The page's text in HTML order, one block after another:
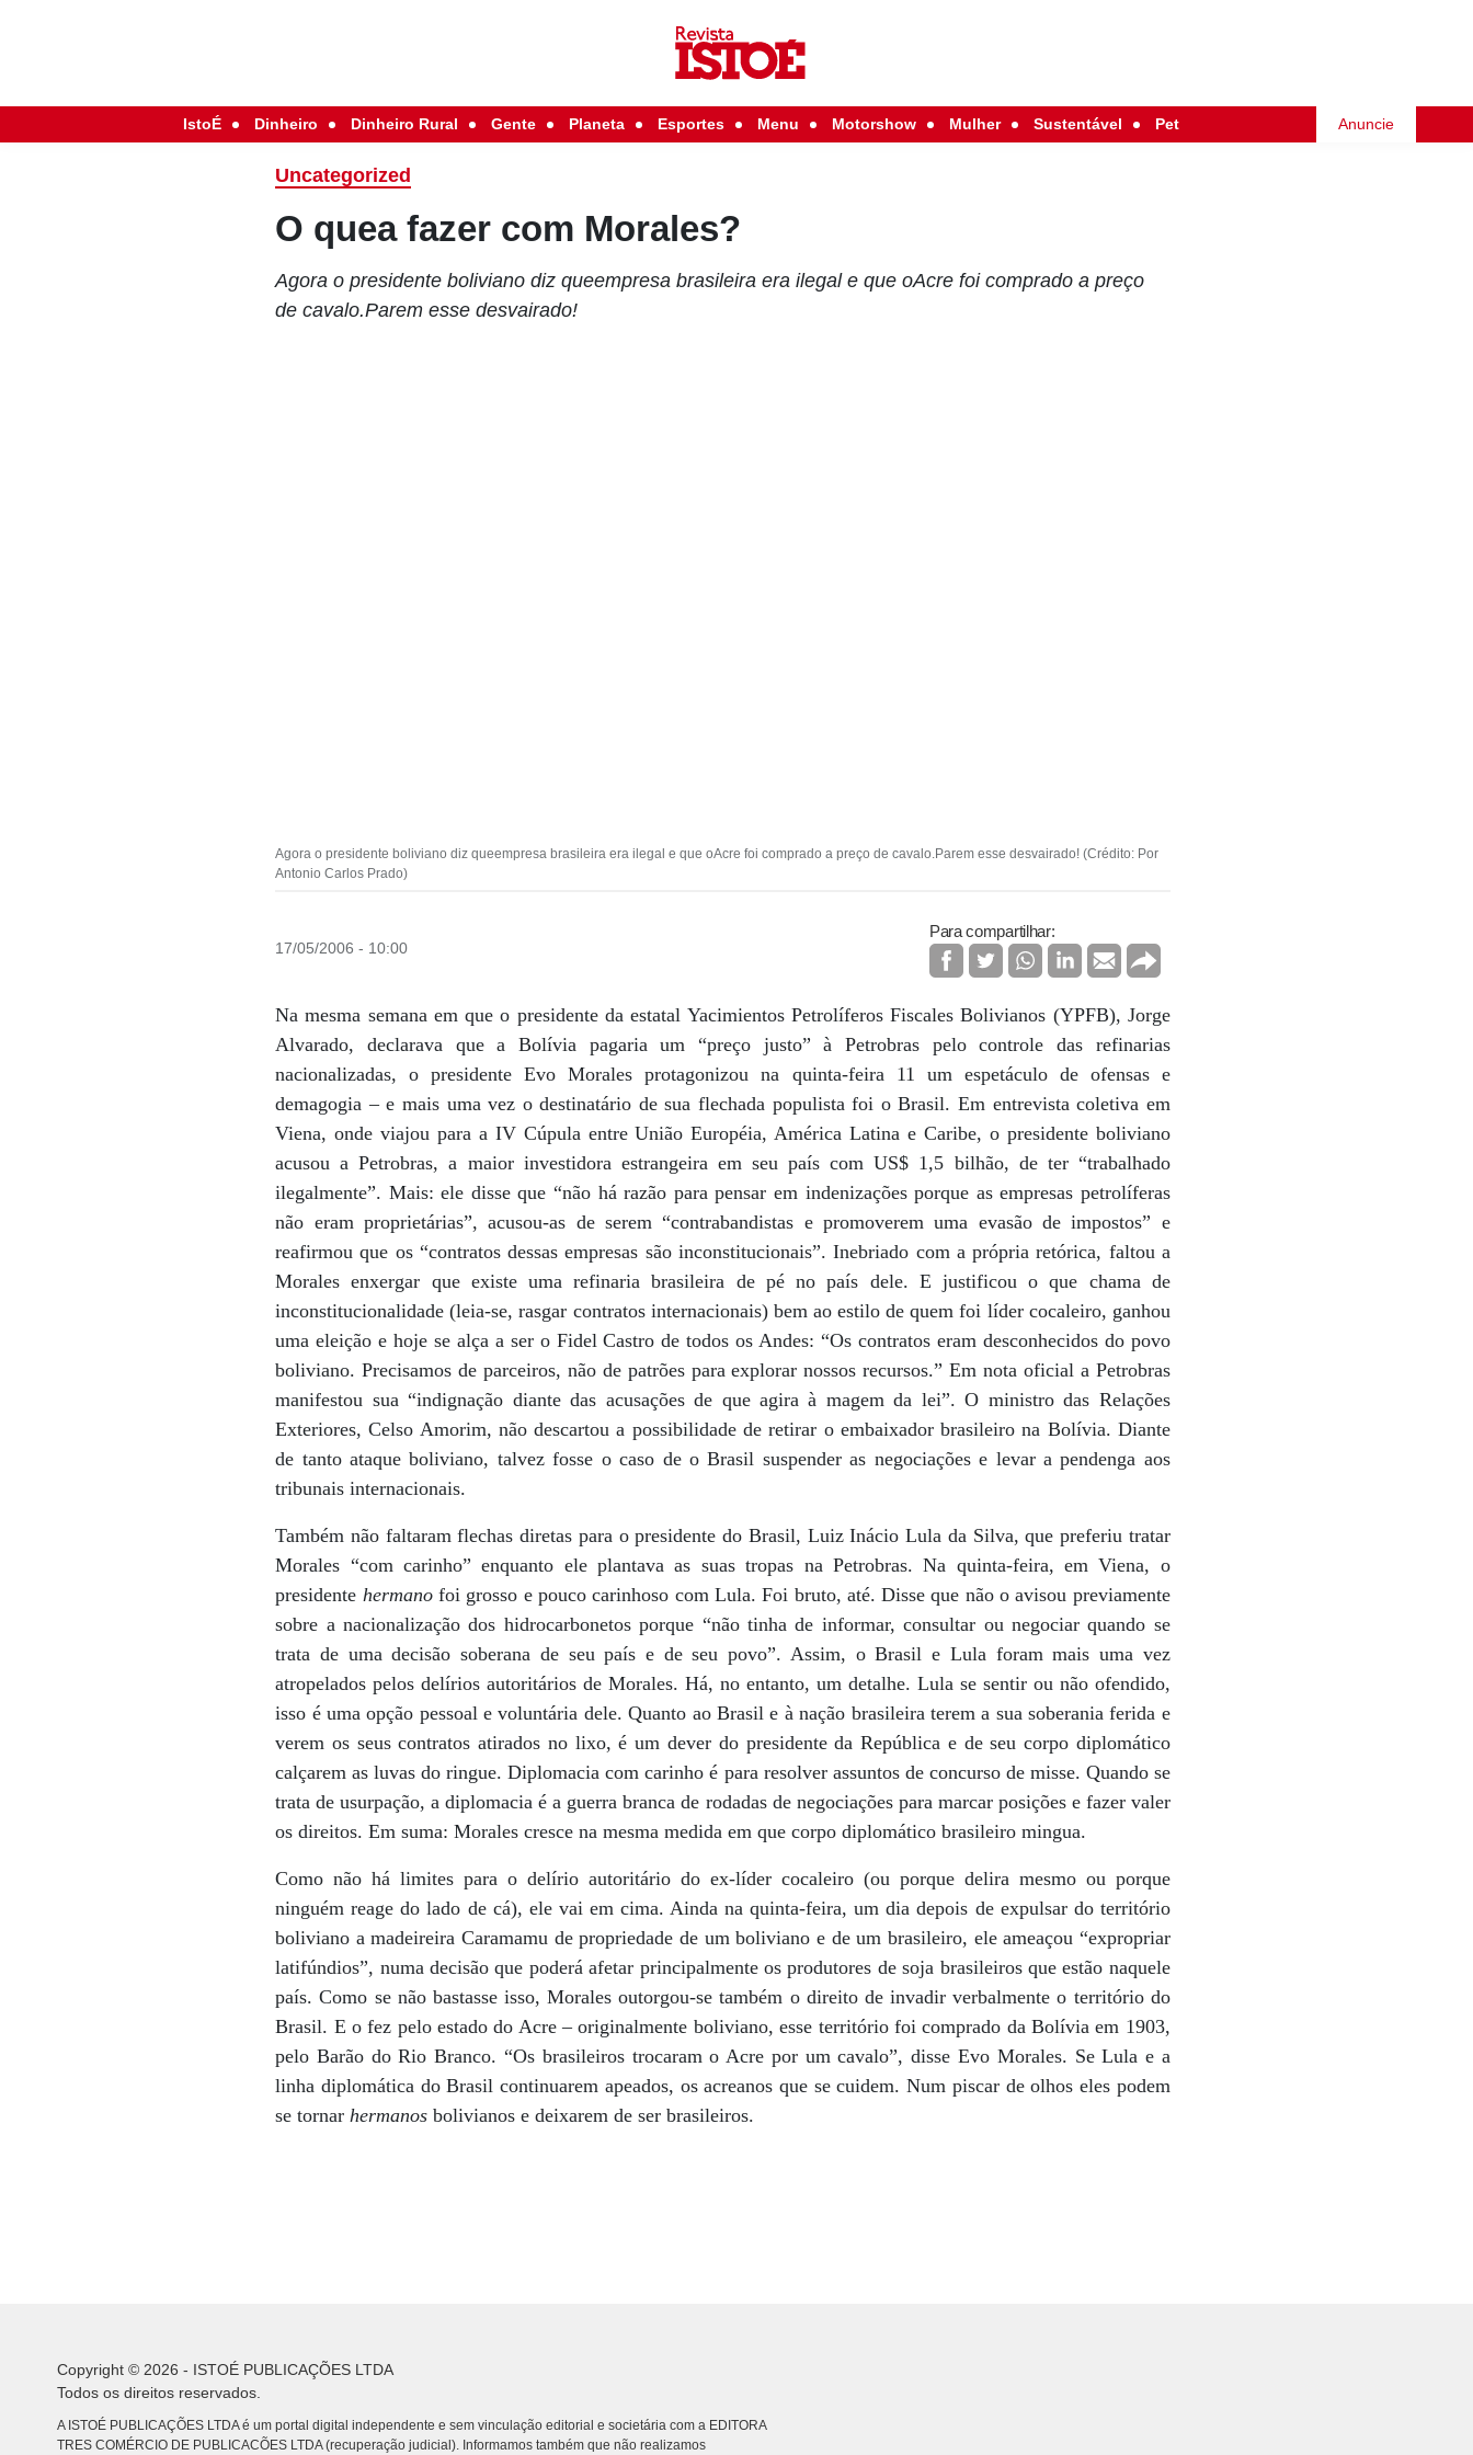
IstoÉ Dinheiro Dinheiro Rural Gente Planeta Esportes Menu Motorshow Mulher Sustentável Pet Anuncie
Uncategorized
O quea fazer com Morales?
Agora o presidente boliviano diz queempresa brasileira era ilegal e que oAcre foi comprado a preço
de cavalo.Parem esse desvairado!
Agora o presidente boliviano diz queempresa brasileira era ilegal e que oAcre foi comprado a preço de cavalo.Parem esse desvairado! (Crédito: Por
Antonio Carlos Prado)
17/05/2006 - 10:00
Para compartilhar:
Na mesma semana em que o presidente da estatal Yacimientos Petrolíferos Fiscales Bolivianos (YPFB), Jorge
Alvarado, declarava que a Bolívia pagaria um “preço justo” à Petrobras pelo controle das refinarias
nacionalizadas, o presidente Evo Morales protagonizou na quinta-feira 11 um espetáculo de ofensas e
demagogia – e mais uma vez o destinatário de sua flechada populista foi o Brasil. Em entrevista coletiva em
Viena, onde viajou para a IV Cúpula entre União Européia, América Latina e Caribe, o presidente boliviano
acusou a Petrobras, a maior investidora estrangeira em seu país com US$ 1,5 bilhão, de ter “trabalhado
ilegalmente”. Mais: ele disse que “não há razão para pensar em indenizações porque as empresas petrolíferas
não eram proprietárias”, acusou-as de serem “contrabandistas e promoverem uma evasão de impostos” e
reafirmou que os “contratos dessas empresas são inconstitucionais”. Inebriado com a própria retórica, faltou a
Morales enxergar que existe uma refinaria brasileira de pé no país dele. E justificou o que chama de
inconstitucionalidade (leia-se, rasgar contratos internacionais) bem ao estilo de quem foi líder cocaleiro, ganhou
uma eleição e hoje se alça a ser o Fidel Castro de todos os Andes: “Os contratos eram desconhecidos do povo
boliviano. Precisamos de parceiros, não de patrões para explorar nossos recursos.” Em nota oficial a Petrobras
manifestou sua “indignação diante das acusações de que agira à magem da lei”. O ministro das Relações
Exteriores, Celso Amorim, não descartou a possibilidade de retirar o embaixador brasileiro na Bolívia. Diante
de tanto ataque boliviano, talvez fosse o caso de o Brasil suspender as negociações e levar a pendenga aos
tribunais internacionais.
Também não faltaram flechas diretas para o presidente do Brasil, Luiz Inácio Lula da Silva, que preferiu tratar
Morales “com carinho” enquanto ele plantava as suas tropas na Petrobras. Na quinta-feira, em Viena, o
presidente hermanofoi grosso e pouco carinhoso com Lula. Foi bruto, até. Disse que não o avisou previamente
sobre a nacionalização dos hidrocarbonetos porque “não tinha de informar, consultar ou negociar quando se
trata de uma decisão soberana de seu país e de seu povo”. Assim, o Brasil e Lula foram mais uma vez
atropelados pelos delírios autoritários de Morales. Há, no entanto, um detalhe. Lula se sentir ou não ofendido,
isso é uma opção pessoal e voluntária dele. Quanto ao Brasil e à nação brasileira terem a sua soberania ferida e
verem os seus contratos atirados no lixo, é um dever do presidente da República e de seu corpo diplomático
calçarem as luvas do ringue. Diplomacia com carinho é para resolver assuntos de concurso de misse. Quando se
trata de usurpação, a diplomacia é a guerra branca de rodadas de negociações para marcar posições e fazer valer
os direitos. Em suma: Morales cresce na mesma medida em que corpo diplomático brasileiro mingua.
Como não há limites para o delírio autoritário do ex-líder cocaleiro (ou porque delira mesmo ou porque
ninguém reage do lado de cá), ele vai em cima. Ainda na quinta-feira, um dia depois de expulsar do território
boliviano a madeireira Caramamu de propriedade de um boliviano e de um brasileiro, ele ameaçou “expropriar
latifúndios”, numa decisão que poderá afetar principalmente os produtores de soja brasileiros que estão naquele
país. Como se não bastasse isso, Morales outorgou-se também o direito de invadir verbalmente o território do
Brasil. E o fez pelo estado do Acre – originalmente boliviano, esse território foi comprado da Bolívia em 1903,
pelo Barão do Rio Branco. “Os brasileiros trocaram o Acre por um cavalo”, disse Evo Morales. Se Lula e a
linha diplomática do Brasil continuarem apeados, os acreanos que se cuidem. Num piscar de olhos eles podem
se tornarhermanos bolivianos e deixarem de ser brasileiros.
Copyright © 2026 - ISTOÉ PUBLICAÇÕES LTDA
Todos os direitos reservados.
A ISTOÉ PUBLICAÇÕES LTDA é um portal digital independente e sem vinculação editorial e societária com a EDITORA
TRES COMÉRCIO DE PUBLICACÕES LTDA (recuperação judicial). Informamos também que não realizamos